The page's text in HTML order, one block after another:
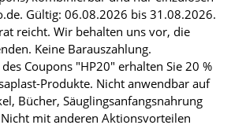
Gültig: 06.08.2026 bis 31.08.2026.
reicht. Wir behalten uns vor, die
Keine Barauszahlung.
Coupons "HP20" erhalten Sie 20 %
Produkte. Nicht anwendbar auf
Bücher, Säuglingsanfangsnahrung
mit anderen Aktionsvorteilen